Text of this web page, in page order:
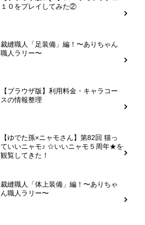
１０をプレイしてみた②
裁縫職人「足装備」編！〜ありちゃん
職人ラリー〜
【ブラウザ版】利用料金・キャラコー
スの情報整理
【ゆでた孫×ニャモさん】第82回 猫っ
ていいニャモ♪ ☆いいニャモ５周年★を
観覧してきた！
裁縫職人「体上装備」編！〜ありちゃ
ん職人ラリー〜